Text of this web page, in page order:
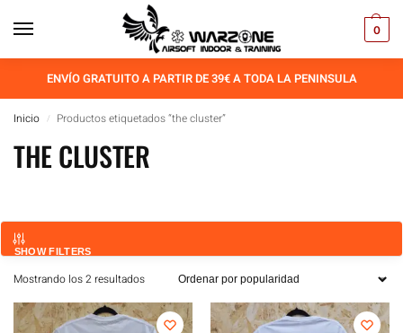
0
ENVÍO GRATUITO A PARTIR DE 39€ A TODA LA PENINSULA
Inicio / Productos etiquetados “the cluster”
THE CLUSTER
SHOW FILTERS
Mostrando los 2 resultados